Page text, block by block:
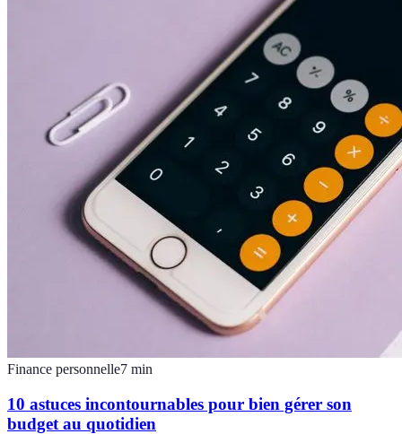
Finance personnelle7 min
10 astuces incontournables pour bien gérer son
budget au quotidien